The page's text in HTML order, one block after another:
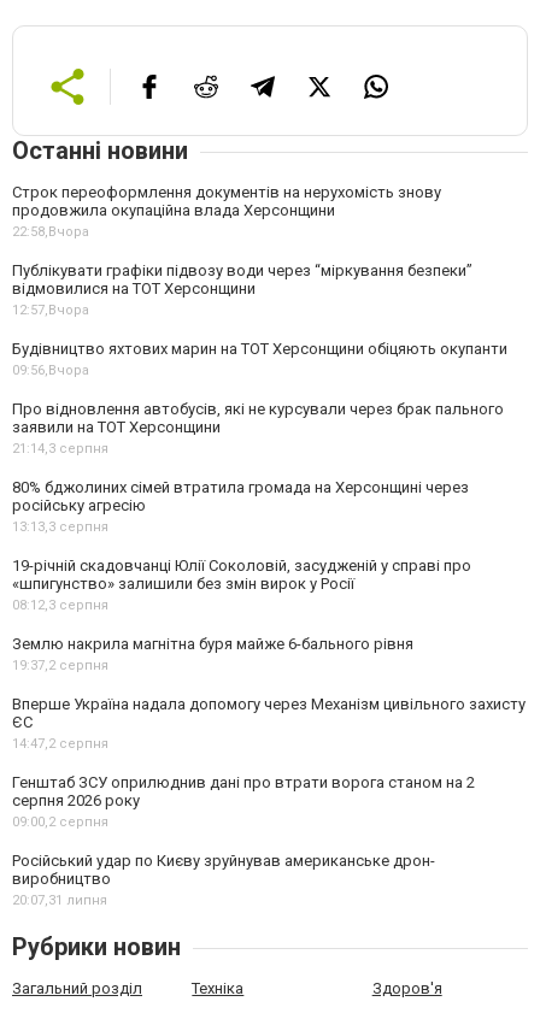
Останні новини
Строк переоформлення документів на нерухомість знову
продовжила окупаційна влада Херсонщини
22:58,Вчора
Публікувати графіки підвозу води через “міркування безпеки”
відмовилися на ТОТ Херсонщини
12:57,Вчора
Будівництво яхтових марин на ТОТ Херсонщини обіцяють окупанти
09:56,Вчора
Про відновлення автобусів, які не курсували через брак пального
заявили на ТОТ Херсонщини
21:14,3 серпня
80% бджолиних сімей втратила громада на Херсонщині через
російську агресію
13:13,3 серпня
19-річній скадовчанці Юлії Соколовій, засудженій у справі про
«шпигунство» залишили без змін вирок у Росії
08:12,3 серпня
Землю накрила магнітна буря майже 6-бального рівня
19:37,2 серпня
Вперше Україна надала допомогу через Механізм цивільного захисту
ЄС
14:47,2 серпня
Генштаб ЗСУ оприлюднив дані про втрати ворога станом на 2
серпня 2026 року
09:00,2 серпня
Російський удар по Києву зруйнував американське дрон-
виробництво
20:07,31 липня
Рубрики новин
Загальний розділ Техніка Здоров'я